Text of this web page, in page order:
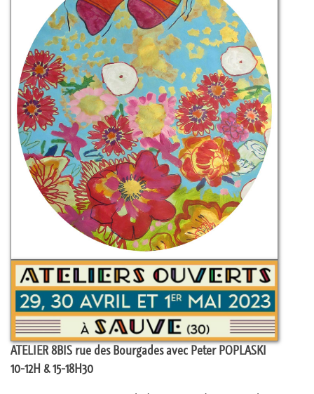
ATELIER 8BIS rue des Bourgades avec Peter POPLASKI
10-12H & 15-18H30